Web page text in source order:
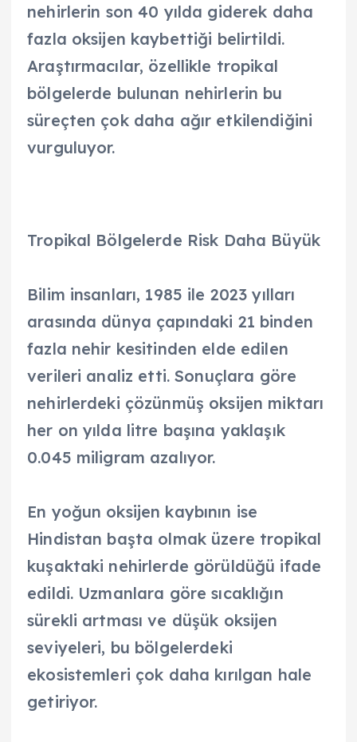
nehirlerin son 40 yılda giderek daha
fazla oksijen kaybettiği belirtildi.
Araştırmacılar, özellikle tropikal
bölgelerde bulunan nehirlerin bu
süreçten çok daha ağır etkilendiğini
vurguluyor.
Tropikal Bölgelerde Risk Daha Büyük
Bilim insanları, 1985 ile 2023 yılları
arasında dünya çapındaki 21 binden
fazla nehir kesitinden elde edilen
verileri analiz etti. Sonuçlara göre
nehirlerdeki çözünmüş oksijen miktarı
her on yılda litre başına yaklaşık
0.045 miligram azalıyor.
En yoğun oksijen kaybının ise
Hindistan başta olmak üzere tropikal
kuşaktaki nehirlerde görüldüğü ifade
edildi. Uzmanlara göre sıcaklığın
sürekli artması ve düşük oksijen
seviyeleri, bu bölgelerdeki
ekosistemleri çok daha kırılgan hale
getiriyor.